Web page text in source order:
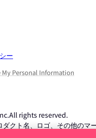
ー
My Personal Information
rights reserved.
クト名、ロゴ、その他のマ